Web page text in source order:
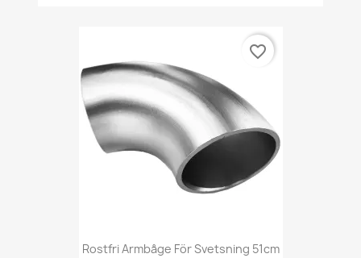
Rostfri Armbåge För Svetsning 51cm
favorite_border